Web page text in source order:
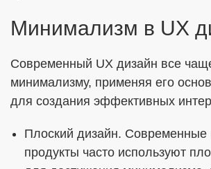
Минимализм в UX
Современный UX дизайн все
минимализму, применяя его
для создания эффективных
Плоский дизайн.
продукты часто используют